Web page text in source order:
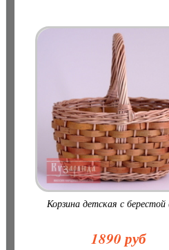
Корзина детская с берестой
1890 руб